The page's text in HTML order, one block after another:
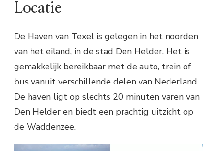
Locatie
De Haven van Texel is gelegen in het noorden
van het eiland, in de stad Den Helder. Het is
gemakkelijk bereikbaar met de auto, trein of
bus vanuit verschillende delen van Nederland.
De haven ligt op slechts 20 minuten varen van
Den Helder en biedt een prachtig uitzicht op
de Waddenzee.